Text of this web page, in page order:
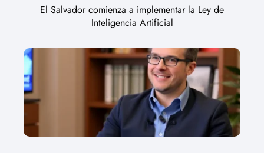
El Salvador comienza a implementar la Ley de
Inteligencia Artificial